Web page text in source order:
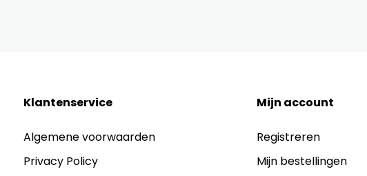
Klantenservice
Algemene voorwaarden
Privacy Policy
Mijn account
Registreren
Mijn bestellingen